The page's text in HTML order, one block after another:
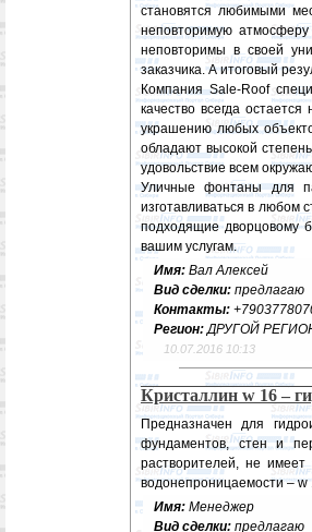
становятся любимыми
неповторимую
неповторимы в своей
заказчика. А итоговый
Компания Sale-Roof
качество всегда
украшению любых
обладают высокой
удовольствие всем
Уличные фонтаны для
изготавливаться в любом
подходящие дворцовому
вашим услугам.
Имя: Вал Алексей
Вид сделки: предлагаю
Контакты:
Регион:ДРУГОЙ
10.07.2016 10:13
Кристаллин w 16 –
Предназначен для
фундаментов, стен и
растворителей, не
водонепроницаемости –
Имя: Менеджер
Вид сделки: предлагаю